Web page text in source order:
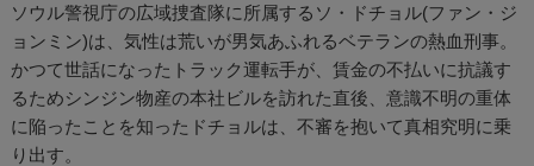
ソウル警視庁の広域捜査隊に所属するソ・ドチョル(ファン・ジ
ョンミン)は、気性は荒いが男気あふれるベテランの熱血刑事。
かつて世話になったトラック運転手が、賃金の不払いに抗議す
るためシンジン物産の本社ビルを訪れた直後、意識不明の重体
に陥ったことを知ったドチョルは、不審を抱いて真相究明に乗
り出す。